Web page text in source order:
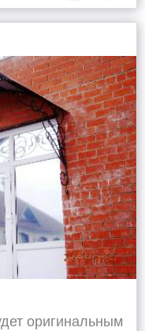
оригинальным